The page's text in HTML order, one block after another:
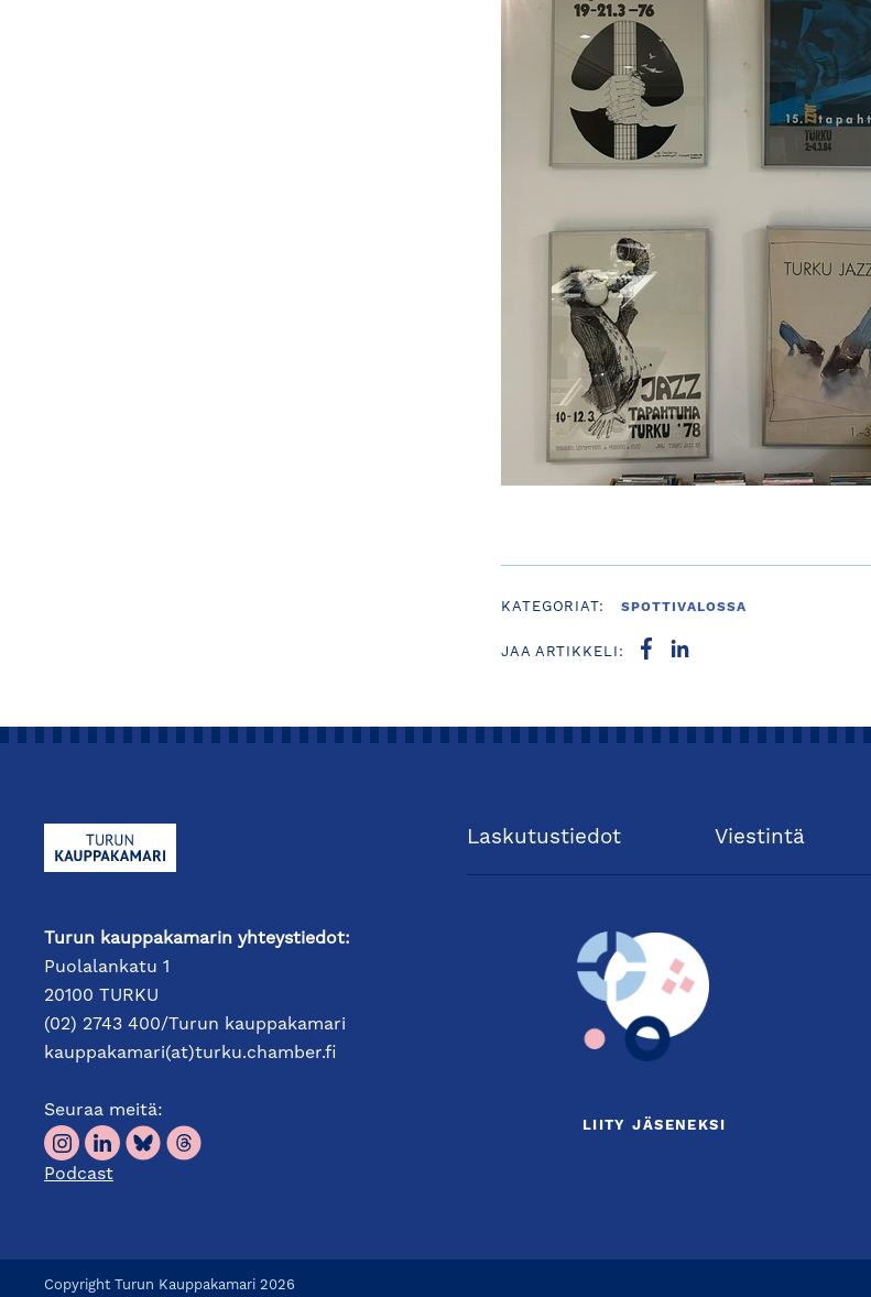
KATEGORIAT: SPOTTIVALOSSA
JAA ARTIKKELI:
Turun kauppakamarin yhteystiedot:
Puolalankatu 1
20100 TURKU
(02) 2743 400/Turun kauppakamari
kauppakamari(at)turku.chamber.fi
Seuraa meitä:
Podcast
Laskutustiedot Viestintä
LIITY JÄSENEKSI
Copyright Turun Kauppakamari 2026